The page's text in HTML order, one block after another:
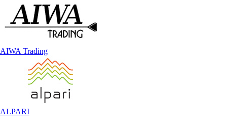
AIWA Trading
ALPARI